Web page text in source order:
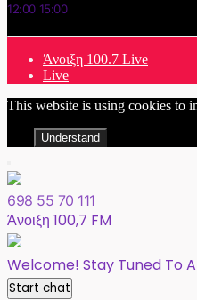
12:00 15:00
Άνοιξη 100.7 Live
Live
This website is using cookies to
Understand
698 55 70 111
Άνοιξη 100,7 FM
Welcome! Stay Tuned To
Start chat